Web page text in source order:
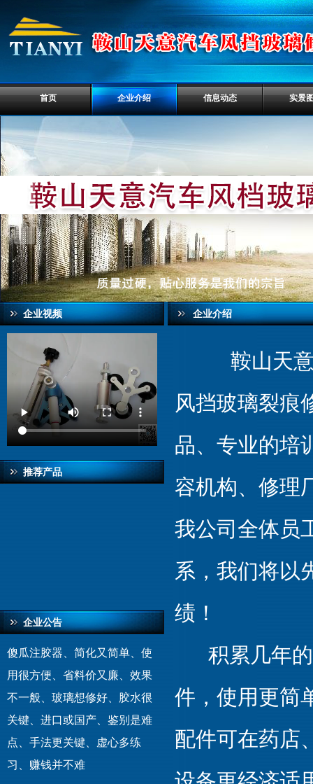
首页 企业介绍 信息动态 实景
企业视频
推荐产品
企业公告
傻瓜注胶器、简化又简单、使
用很方便、省料价又廉、效果
不一般、玻璃想修好、胶水很
关键、进口或国产、鉴别是难
点、手法更关键、虚心多练
习、赚钱并不难
企业介绍
鞍山天意
风挡玻璃裂痕
品、专业的培
容机构、修理
我公司全体员
系，我们将以
绩！
积累几年的
件，使用更简
配件可在药店